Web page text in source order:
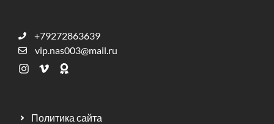
+79272863639
vip.nas003@mail.ru
Политика сайта